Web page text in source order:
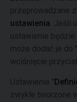
przeprowadzane
ustawienia . Jeśli
ustawienie będzie
może dodać je do "
wciśnięcie
Ustawienie "
zwykle tworzone